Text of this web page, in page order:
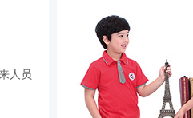
人员